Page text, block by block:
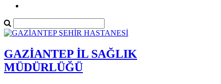
GAZİANTEP İL SAĞLIK
MÜDÜRLÜĞÜ